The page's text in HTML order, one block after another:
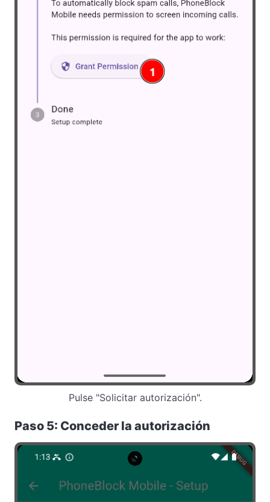
Pulse "Solicitar autorización".
Paso 5: Conceder la autorización